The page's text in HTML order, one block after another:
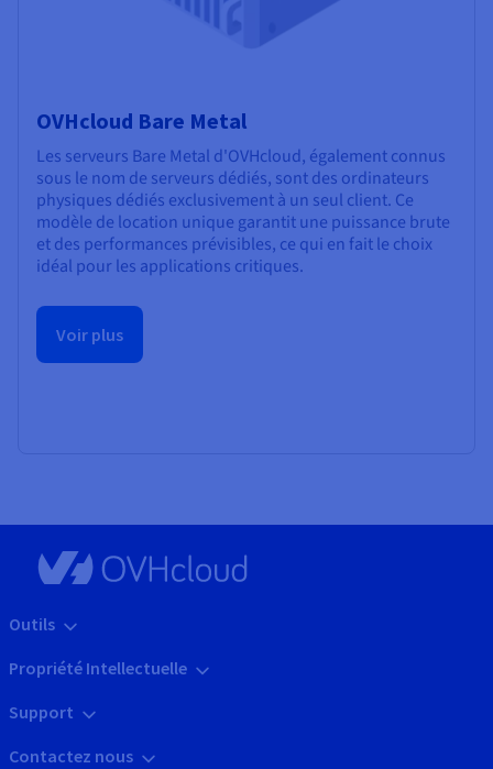
OVHcloud Bare Metal
Les serveurs Bare Metal d'OVHcloud, également connus
sous le nom de serveurs dédiés, sont des ordinateurs
physiques dédiés exclusivement à un seul client. Ce
modèle de location unique garantit une puissance brute
et des performances prévisibles, ce qui en fait le choix
idéal pour les applications critiques.
Voir plus
Outils
Propriété Intellectuelle
Support
Contactez nous